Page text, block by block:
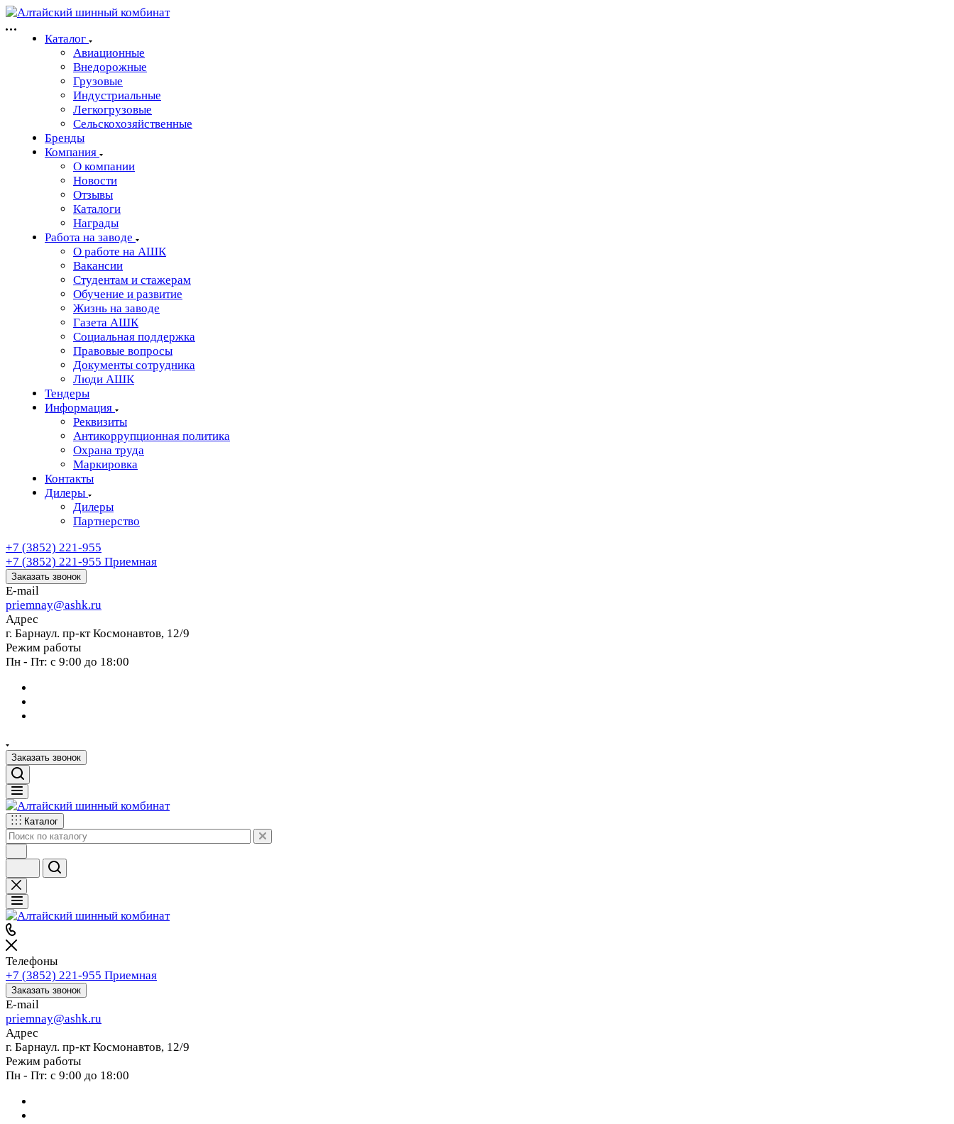
Каталог
Авиационные
Внедорожные
Грузовые
Индустриальные
Легкогрузовые
Сельскохозяйственные
Бренды
Компания
О компании
Новости
Отзывы
Каталоги
Награды
Работа на заводе
О работе на АШК
Вакансии
Студентам и стажерам
Обучение и развитие
Жизнь на заводе
Газета АШК
Социальная поддержка
Правовые вопросы
Документы сотрудника
Люди АШК
Тендеры
Информация
Реквизиты
Антикоррупционная политика
Охрана труда
Маркировка
Контакты
Дилеры
Дилеры
Партнерство
+7 (3852) 221-955
+7 (3852) 221-955 Приемная
Заказать звонок
E-mail
priemnay@ashk.ru
Адрес
г. Барнаул. пр-кт Космонавтов, 12/9
Режим работы
Пн - Пт: с 9:00 до 18:00
Заказать звонок
Каталог
Телефоны
+7 (3852) 221-955 Приемная
Заказать звонок
E-mail
priemnay@ashk.ru
Адрес
г. Барнаул. пр-кт Космонавтов, 12/9
Режим работы
Пн - Пт: с 9:00 до 18:00